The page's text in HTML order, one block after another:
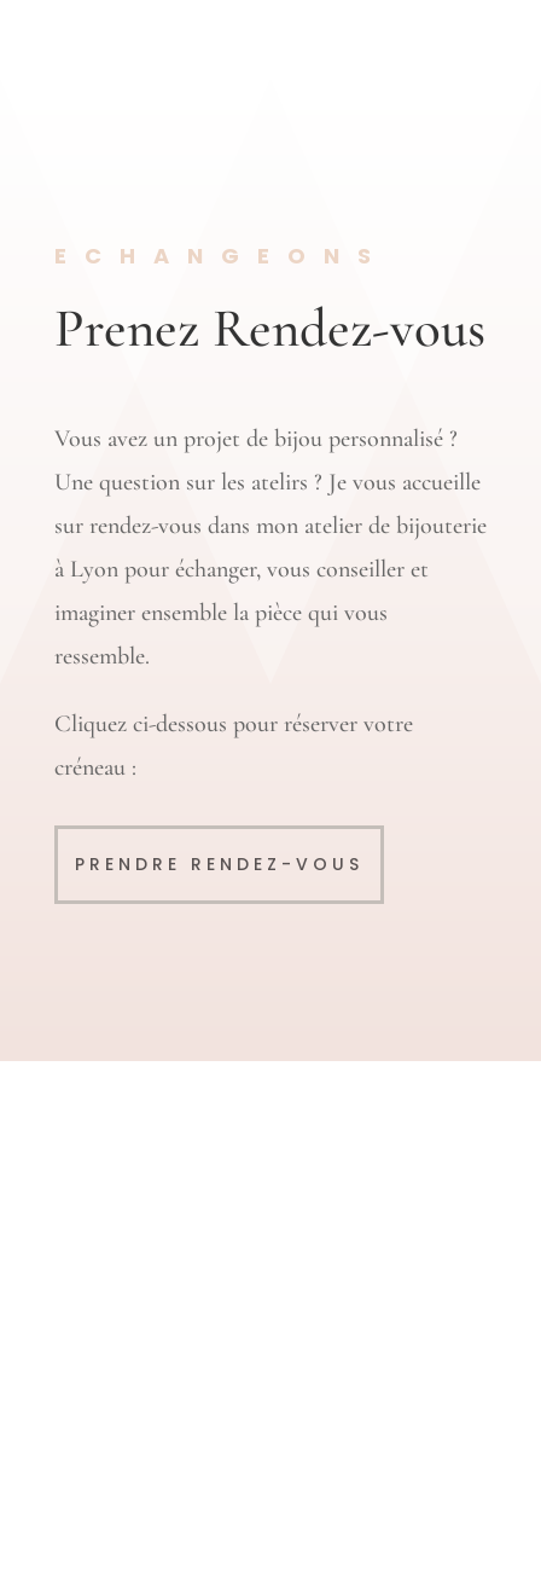
ECHANGEONS
Prenez Rendez-vous
Vous avez un projet de bijou personnalisé ?
Une question sur les atelirs ? Je vous accueille
sur rendez-vous dans mon atelier de bijouterie
à Lyon pour échanger, vous conseiller et
imaginer ensemble la pièce qui vous
ressemble.
Cliquez ci-dessous pour réserver votre
créneau :
PRENDRE RENDEZ-VOUS